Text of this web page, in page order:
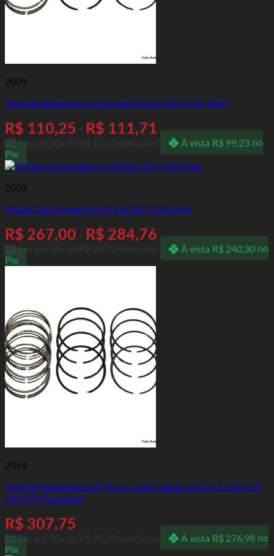
2009
Anel de Segmento Gol Voyage Fox 09/18 (1.0 8v Flex)
R$ 110,25 - R$ 111,71
Em até 10x de R$ 11,03 sem juros À vista R$99,23 no
Pix
2009
Pistão Gol Voyage Fox 09 até 18 (1.0 8v Flex)
R$ 267,00 - R$ 284,76
Em até 10x de R$ 26,70 sem juros À vista R$240,30 no
Pix
2014
Anel de Segmento Golf TCross Jetta Tiguan A3 Q3 11/24 (1.4
16v TSI) (Gasolina)
R$ 307,75
Em até 10x de R$ 30,78 sem juros À vista R$276,98 no
Pix